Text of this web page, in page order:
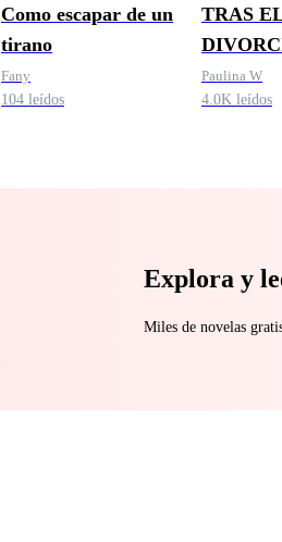
Como escapar de un
tirano
Fany
104 leídos
TRAS
RUEGA
SEÑOR
Paulina W
4.0K leídos
Explora y
Miles de novelas